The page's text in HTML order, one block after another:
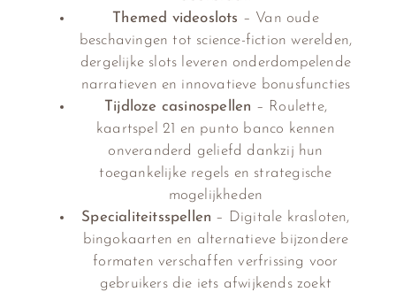
Themed videoslots – Van oude
beschavingen tot science-fiction werelden,
dergelijke slots leveren onderdompelende
narratieven en innovatieve bonusfuncties
Tijdloze casinospellen – Roulette,
kaartspel 21 en punto banco kennen
onveranderd geliefd dankzij hun
toegankelijke regels en strategische
mogelijkheden
Specialiteitsspellen – Digitale krasloten,
bingokaarten en alternatieve bijzondere
formaten verschaffen verfrissing voor
gebruikers die iets afwijkends zoekt